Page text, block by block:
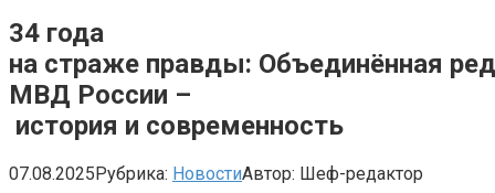
34 года
на страже правды: Объединённая
МВД России –
история и современность
07.08.2025Рубрика: НовостиАвтор: Шеф-редактор